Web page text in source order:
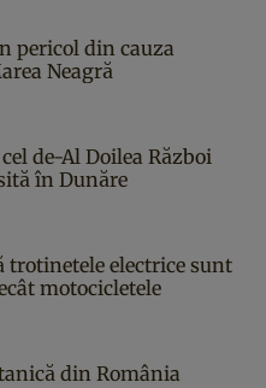
pericol din cauza
Neagră
de-Al Doilea Război
în Dunăre
trotinetele electrice sunt
motocicletele
din România